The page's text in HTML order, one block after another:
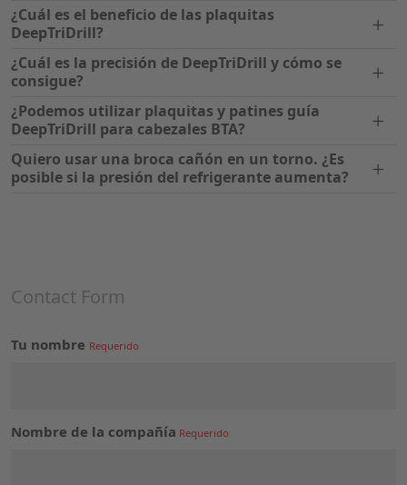
¿Cuál es el beneficio de las plaquitas
DeepTriDrill?
¿Cuál es la precisión de DeepTriDrill y cómo se
consigue?
¿Podemos utilizar plaquitas y patines guía
DeepTriDrill para cabezales BTA?
Quiero usar una broca cañón en un torno. ¿Es
posible si la presión del refrigerante aumenta?
Contact Form
Tu nombre
Nombre de la compañía